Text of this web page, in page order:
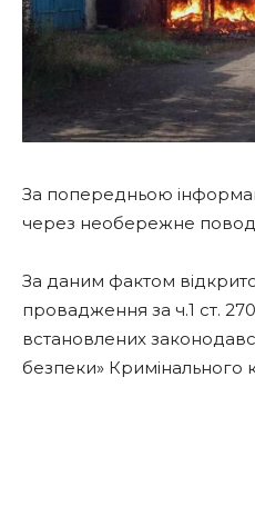
За попередньою
через необережне
За даним фактом
провадження за ч.1 ст.
встановлених
безпеки» Кримінального